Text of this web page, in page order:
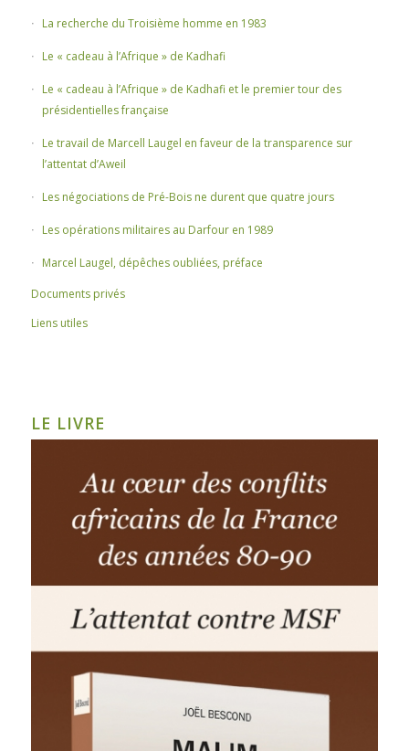
La recherche du Troisième homme en 1983
Le « cadeau à l’Afrique » de Kadhafi
Le « cadeau à l’Afrique » de Kadhafi et le premier tour des
présidentielles française
Le travail de Marcell Laugel en faveur de la transparence sur
l’attentat d’Aweil
Les négociations de Pré-Bois ne durent que quatre jours
Les opérations militaires au Darfour en 1989
Marcel Laugel, dépêches oubliées, préface
Documents privés
Liens utiles
LE LIVRE